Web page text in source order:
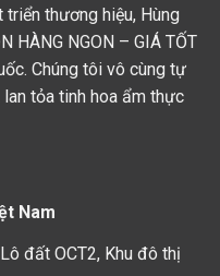
thương hiệu, Hùng
HÀNG NGON – GIÁ TỐT
Chúng tôi vô cùng tự
tỏa tinh hoa ẩm thực
Nam
đất OCT2, Khu đô thị